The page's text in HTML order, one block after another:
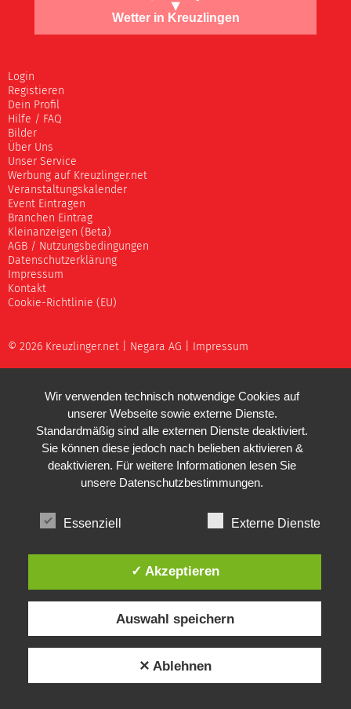
Wetter in Kreuzlingen
Login
Registieren
Dein Profil
Hilfe / FAQ
Bilder
Über Uns
Unser Service
Werbung auf Kreuzlinger.net
Veranstaltungskalender
Event Eintragen
Branchen Eintrag
Kleinanzeigen (Beta)
AGB / Nutzungsbedingungen
Datenschutzerklärung
Impressum
Kontakt
Cookie-Richtlinie (EU)
© 2026 Kreuzlinger.net | Negara AG Impressum
Wir verwenden technisch notwendige Cookies auf
unserer Webseite sowie externe Dienste.
Standardmäßig sind alle externen Dienste deaktiviert.
Sie können diese jedoch nach belieben aktivieren &
deaktivieren. Für weitere Informationen lesen Sie
unsere Datenschutzbestimmungen.
Essenziell Externe Dienste
✓ Akzeptieren
Auswahl speichern
✕ Ablehnen